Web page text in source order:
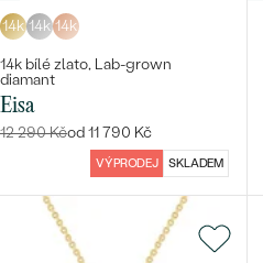
14k 14k 14k
14k bílé zlato, Lab-grown
diamant
Eisa
12 290 Kčod 11 790 Kč
VÝPRODEJ SKLADEM